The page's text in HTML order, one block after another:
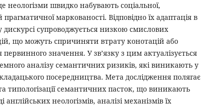
неологізми швидко набувають соціальної,
прагматичної маркованості. Відповідно їх адаптація в
супроводжується низкою смислових
що можуть спричиняти втрату конотацій або
значення. У зв’язку з цим актуалізується
аналізу семантичних ризиків, які виникають у
посередництва. Мета дослідження полягає
типологізації семантичних пасток, що виникають
англійських неологізмів, аналізі механізмів їх